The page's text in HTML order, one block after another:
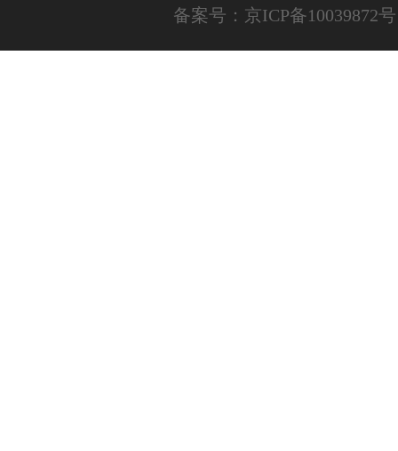
备案号：京ICP备10039872号